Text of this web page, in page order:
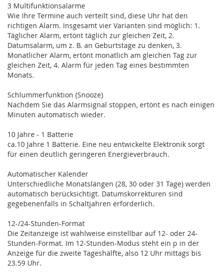
3 Multifunktionsalarme
Wie Ihre Termine auch verteilt sind, diese Uhr hat den
richtigen Alarm. Insgesamt vier Varianten sind möglich: 1.
Täglicher Alarm, ertönt täglich zur gleichen Zeit, 2.
Datumsalarm, um z. B. an Geburtstage zu denken, 3.
Monatlicher Alarm, ertönt monatlich am gleichen Tag zur
gleichen Zeit, 4. Alarm für jeden Tag eines bestimmten
Monats.
Schlummerfunktion (Snooze)
Nachdem Sie das Alarmsignal stoppen, ertönt es nach einigen
Minuten automatisch wieder.
10 Jahre - 1 Batterie
ca.10 Jahre 1 Batterie. Eine neu entwickelte Elektronik sorgt
für einen deutlich geringeren Energieverbrauch.
Automatischer Kalender
Unterschiedliche Monatslängen (28, 30 oder 31 Tage) werden
automatisch berücksichtigt. Datumskorrekturen sind
gegebenenfalls in Schaltjahren erforderlich.
12-/24-Stunden-Format
Die Zeitanzeige ist wahlweise einstellbar auf 12- oder 24-
Stunden-Format. Im 12-Stunden-Modus steht ein p in der
Anzeige für die zweite Tageshälfte, also 12 Uhr mittags bis
23.59 Uhr.